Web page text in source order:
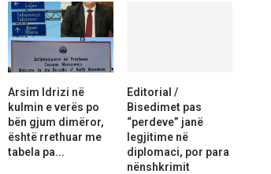
Arsim Idrizi në
kulmin e verës po
bën gjum dimëror,
është rrethuar me
tabela pa...
Editorial /
Bisedimet pas
“perdeve” janë
legjitime në
diplomaci, por para
nënshkrimit